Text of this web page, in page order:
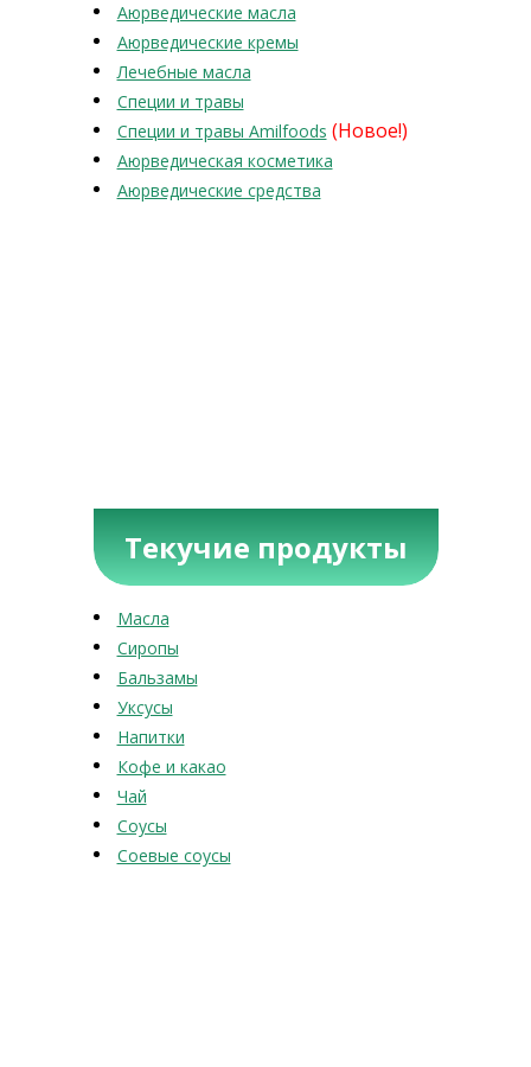
Аюрведические масла
Аюрведические кремы
Лечебные масла
Специи и травы
Специи и травы Amilfoods (Новое!)
Аюрведическая косметика
Аюрведические средства
Текучие продукты
Масла
Сиропы
Бальзамы
Уксусы
Напитки
Кофе и какао
Чай
Соусы
Соевые соусы